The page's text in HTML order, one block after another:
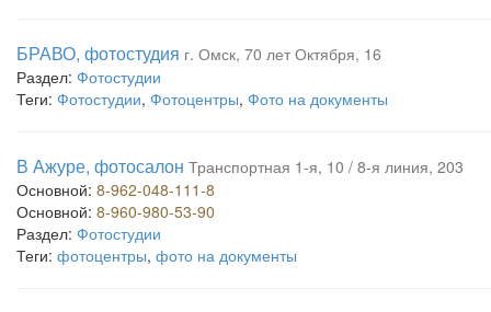
БРАВО, фотостудия г. Омск, 70 лет Октября, 16
Раздел: Фотостудии
Теги: Фотостудии, Фотоцентры, Фото на документы
В Ажуре, фотосалон Транспортная 1-я, 10 / 8-я линия, 203
Основной: 8-962-048-111-8
Основной: 8-960-980-53-90
Раздел: Фотостудии
Теги: фотоцентры, фото на документы